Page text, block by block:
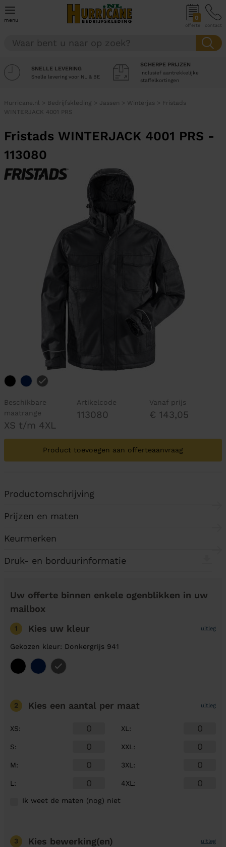
menu 0
offerte contact
SNELLE LEVERING
Snelle levering voor NL & BE
SCHERPE PRIJZEN
Inclusief aantrekkelijke
staffelkortingen
Hurricane.nl > Bedrijfskleding > Jassen > Winterjas > Fristads
WINTERJACK 4001 PRS
Fristads WINTERJACK 4001 PRS -
113080
Beschikbare
maatrange
XS t/m 4XL
Artikelcode
113080
Vanaf prijs
€ 143,05
Product toevoegen aan offerteaanvraag
Productomschrijving
Prijzen en maten
Keurmerken
Druk- en borduurinformatie
Uw offerte binnen enkele ogenblikken in uw
mailbox
1 Kies uw kleur uitleg
Gekozen kleur: Donkergrijs 941
2 Kies een aantal per maat uitleg
XS:
S:
M:
L :
XL :
XXL :
3XL :
4XL :
Ik weet de maten (nog) niet
3 Kies bewerking(en) uitleg